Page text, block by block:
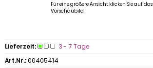
Für eine größere Ansicht klicken Sie auf das
Vorschaubild
Lieferzeit:
3 - 7 Tage
Art.Nr.:00405414